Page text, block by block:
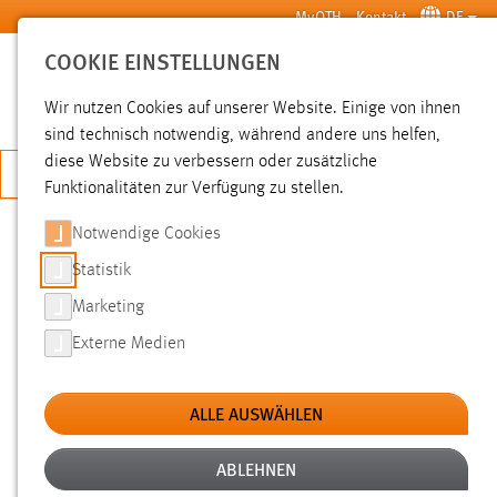
Zum Hauptinhalt springen MyOTH Kontakt DE
SUCHE
JETZT BEWERBEN
SUCHE
FILTER
Typ
Erstellungsdatum
COOKIE EINSTELLUNGEN
Wir nutzen Cookies auf unserer Website. Einige von ihnen
sind technisch notwendig, während andere uns helfen,
diese Website zu verbessern oder zusätzliche
Funktionalitäten zur Verfügung zu stellen.
Notwendige Cookies
Statistik
Marketing
Externe Medien
ALLE AUSWÄHLEN
ABLEHNEN